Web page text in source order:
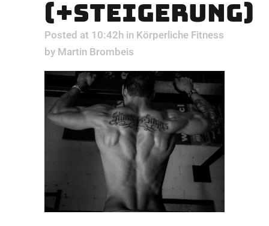
(+STEIGERUNG)
Posted at 10:42h in Körperliche Fitness
by Martin Brombeis